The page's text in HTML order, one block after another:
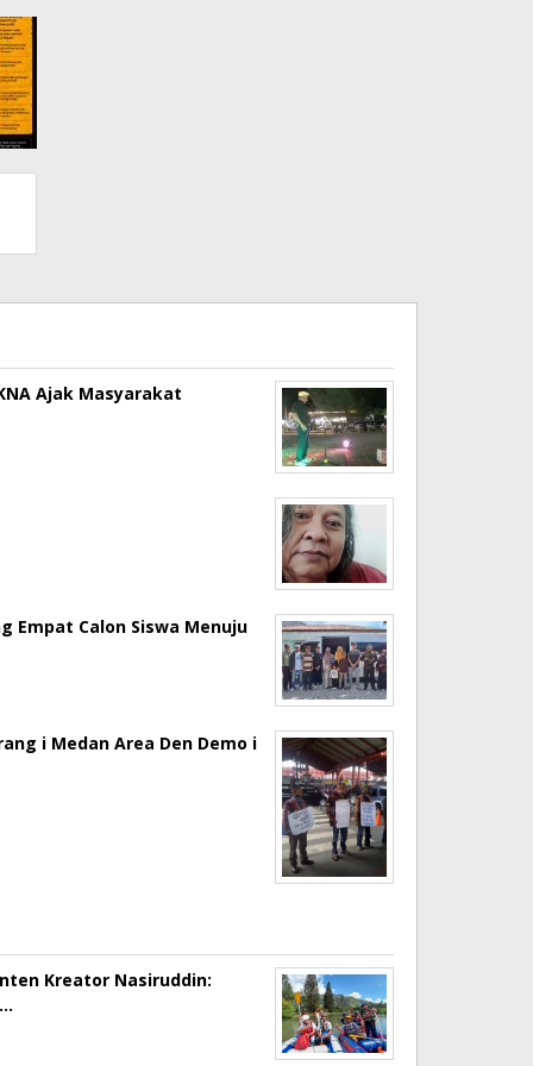
Ajak Masyarakat
Empat Calon Siswa Menuju
i Medan Area Den Demo i
Kreator Nasiruddin: